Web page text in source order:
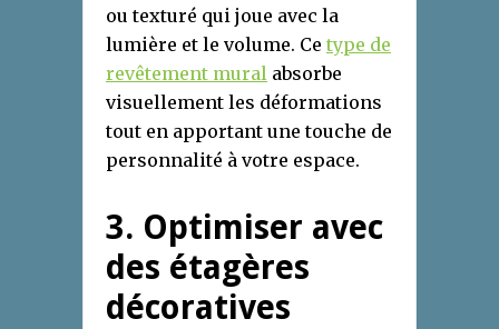
ou texturé qui joue avec la
lumière et le volume. Ce type de
revêtement mural absorbe
visuellement les déformations
tout en apportant une touche de
personnalité à votre espace.
3. Optimiser avec
des étagères
décoratives